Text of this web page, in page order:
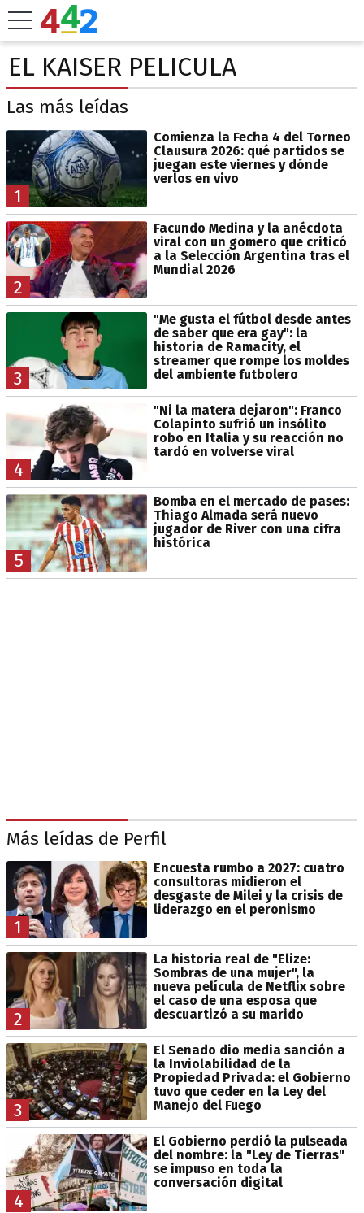
EL KAISER PELICULA
Las más leídas
1
Comienza la Fecha 4 del Torneo
Clausura 2026: qué partidos se
juegan este viernes y dónde
verlos en vivo
2
Facundo Medina y la anécdota
viral con un gomero que criticó
a la Selección Argentina tras el
Mundial 2026
3
"Me gusta el fútbol desde antes
de saber que era gay": la
historia de Ramacity, el
streamer que rompe los moldes
del ambiente futbolero
4
"Ni la matera dejaron": Franco
Colapinto sufrió un insólito
robo en Italia y su reacción no
tardó en volverse viral
5
Bomba en el mercado de pases:
Thiago Almada será nuevo
jugador de River con una cifra
histórica
Más leídas de Perfil
1
Encuesta rumbo a 2027: cuatro
consultoras midieron el
desgaste de Milei y la crisis de
liderazgo en el peronismo
2
La historia real de "Elize:
Sombras de una mujer", la
nueva película de Netflix sobre
el caso de una esposa que
descuartizó a su marido
3
El Senado dio media sanción a
la Inviolabilidad de la
Propiedad Privada: el Gobierno
tuvo que ceder en la Ley del
Manejo del Fuego
4
El Gobierno perdió la pulseada
del nombre: la "Ley de Tierras"
se impuso en toda la
conversación digital